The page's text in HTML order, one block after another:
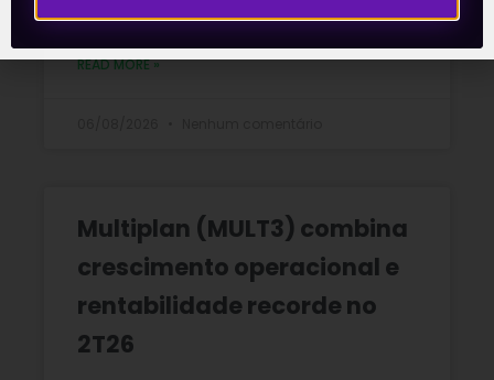
READ MORE »
Multiplan (MULT3) combina
crescimento operacional e
rentabilidade recorde no
2T26